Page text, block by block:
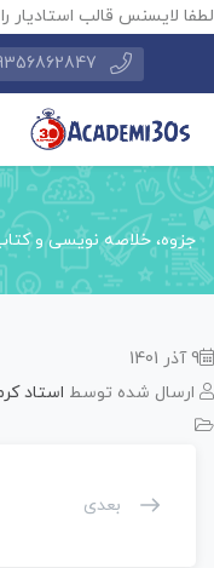
لطفا لایسنس قالب استادیار
جزوه، خلاصه نویسی و
9 آذر 1401
ارسال شده توسط استاد
بعدی